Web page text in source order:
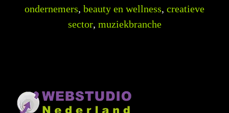
ondernemers, beauty en wellness, creatieve
sector, muziekbranche